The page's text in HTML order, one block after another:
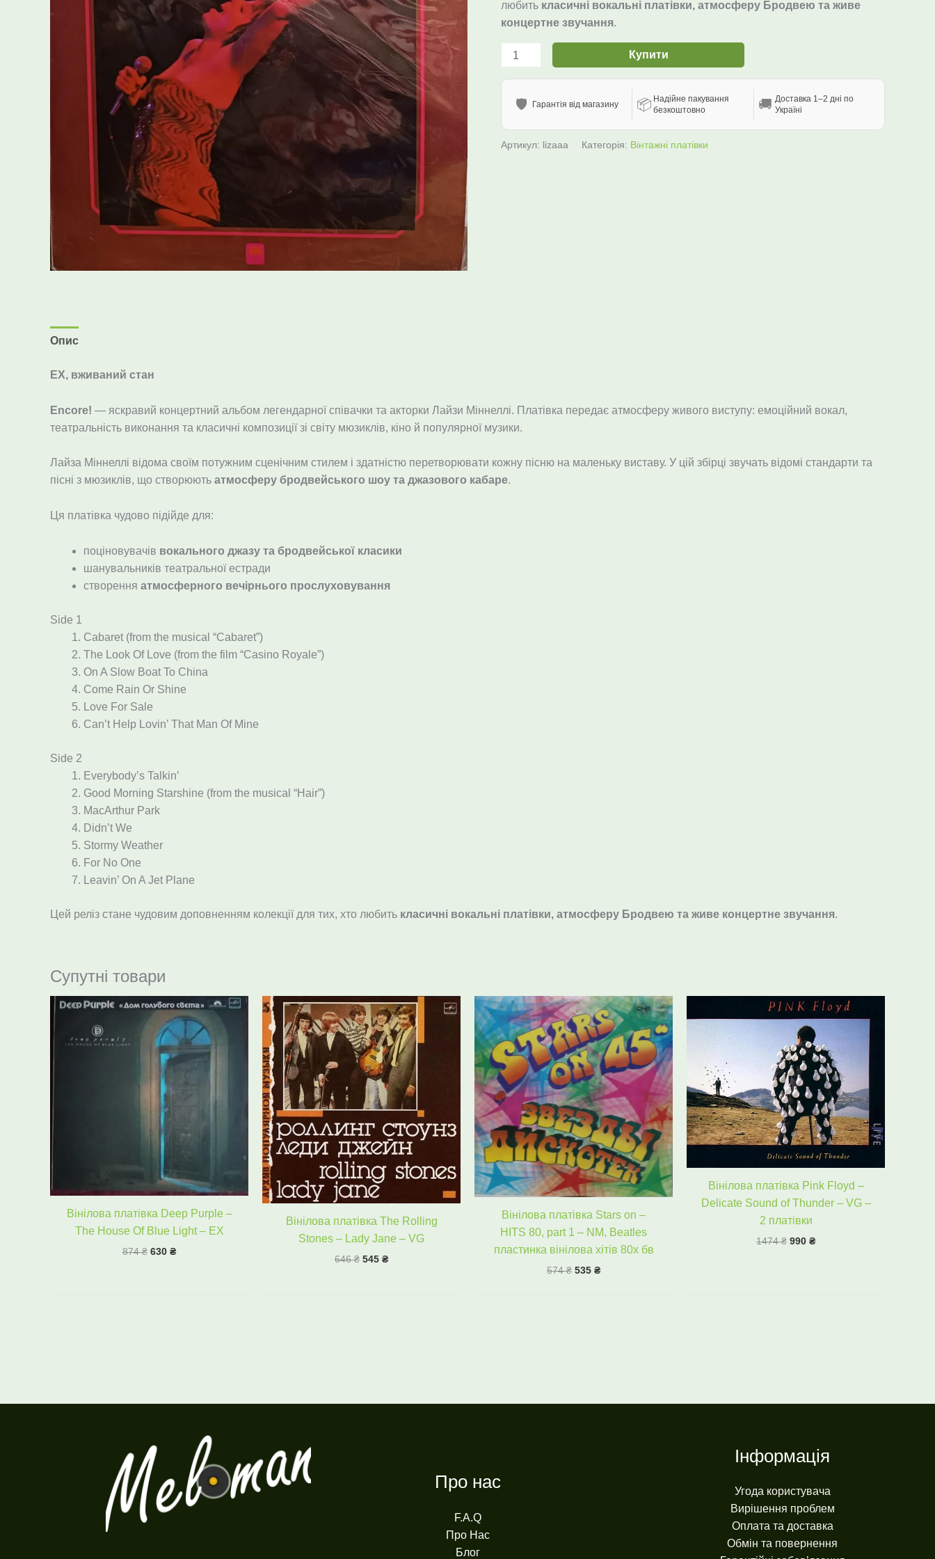
любить класичні вокальні платівки, атмосферу Бродвею та живе
концертне звучання.
EX
кількість
Купити
🛡️ Гарантія від магазину 📦 Надійне пакування
безкоштовно
🚚 Доставка 1–2 дні по
Україні
Артикул: lizaaa Категорія: Вінтажні платівки
Опис
EX, вживаний стан
Encore! — яскравий концертний альбом легендарної співачки та акторки Лайзи Міннеллі. Платівка передає атмосферу живого виступу: емоційний вокал,
театральність виконання та класичні композиції зі світу мюзиклів, кіно й популярної музики.
Лайза Міннеллі відома своїм потужним сценічним стилем і здатністю перетворювати кожну пісню на маленьку виставу. У цій збірці звучать відомі стандарти та
пісні з мюзиклів, що створюють атмосферу бродвейського шоу та джазового кабаре.
Ця платівка чудово підійде для:
поціновувачів вокального джазу та бродвейської класики
шанувальників театральної естради
створення атмосферного вечірнього прослуховування
Side 1
Cabaret (from the musical “Cabaret”)
The Look Of Love (from the film “Casino Royale”)
On A Slow Boat To China
Come Rain Or Shine
Love For Sale
Can’t Help Lovin’ That Man Of Mine
Side 2
Everybody’s Talkin’
Good Morning Starshine (from the musical “Hair”)
MacArthur Park
Didn’t We
Stormy Weather
For No One
Leavin’ On A Jet Plane
Цей реліз стане чудовим доповненням колекції для тих, хто любить класичні вокальні платівки, атмосферу Бродвею та живе концертне звучання.
Супутні товари
Вінілова платівка Deep Purple –
The House Of Blue Light – EX
874₴
Оригінальна
ціна:
874 ₴.
630 ₴
Поточна
ціна:
630 ₴.
Вінілова платівка The Rolling
Stones – Lady Jane – VG
646₴
Оригінальна
ціна:
646 ₴.
545 ₴
Поточна
ціна:
545 ₴.
Вінілова платівка Stars on –
HITS 80, part 1 – NM, Beatles
пластинка вінілова хітів 80х бв
574₴
Оригінальна
ціна:
574 ₴.
535 ₴
Поточна
ціна:
535 ₴.
Вінілова платівка Pink Floyd –
Delicate Sound of Thunder – VG –
2 платівки
1474₴
Оригінальна
ціна:
1474 ₴.
990 ₴
Поточна
ціна:
990 ₴.
Про нас
F.A.Q
Про Нас
Блог
Інформація
Угода користувача
Вирішення проблем
Оплата та доставка
Обмін та повернення